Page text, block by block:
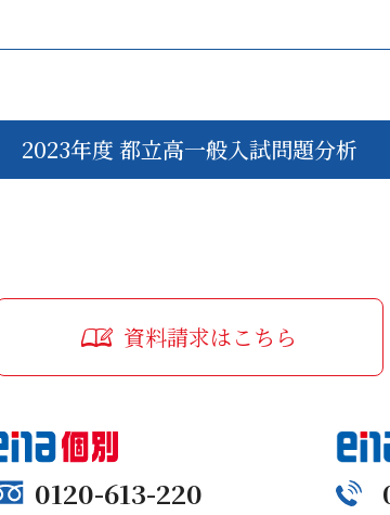
2023年度 都立高一般入試問題分析
資料請求はこちら
0120-613-220